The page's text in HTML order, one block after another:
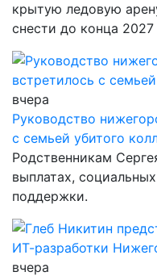
крытую ледовую
снести до конца 2027
вчера
Руководство
с семьей убитого
Родственникам
выплатах,
поддержки.
вчера